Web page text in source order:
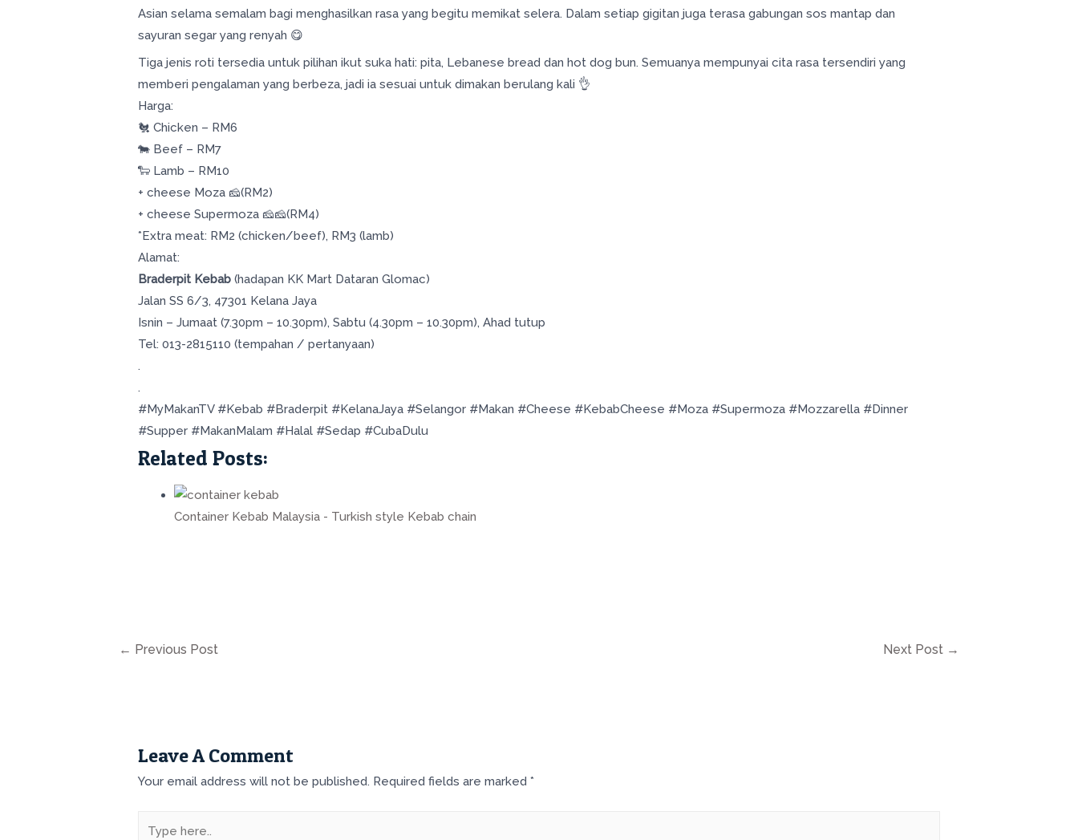
Asian selama semalam bagi menghasilkan rasa yang begitu memikat selera. Dalam setiap gigitan juga terasa gabungan sos mantap dan
sayuran segar yang renyah 😋
Tiga jenis roti tersedia untuk pilihan ikut suka hati: pita, Lebanese bread dan hot dog bun. Semuanya mempunyai cita rasa tersendiri yang
memberi pengalaman yang berbeza, jadi ia sesuai untuk dimakan berulang kali 👌
Harga:
🐔 Chicken – RM6
🐄 Beef – RM7
🐑 Lamb – RM10
+ cheese Moza 🧀(RM2)
+ cheese Supermoza 🧀🧀(RM4)
*Extra meat: RM2 (chicken/beef), RM3 (lamb)
Alamat:
Braderpit Kebab(hadapan KK Mart Dataran Glomac)
Jalan SS 6/3, 47301 Kelana Jaya
Isnin – Jumaat (7.30pm – 10.30pm), Sabtu (4.30pm – 10.30pm), Ahad tutup
Tel: 013-2815110 (tempahan / pertanyaan)
.
.
#MyMakanTV #Kebab #Braderpit #KelanaJaya #Selangor #Makan #Cheese #KebabCheese #Moza #Supermoza #Mozzarella #Dinner
#Supper #MakanMalam #Halal #Sedap #CubaDulu
Related Posts:
Container Kebab Malaysia - Turkish style Kebab chain
Post
← Previous Post Next Post →
Leave A Comment
Your email address will not be published. Required fields are marked*